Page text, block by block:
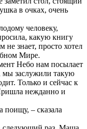
в очках, очень
человеку,
какую книгу
не знает, просто хотел
Мире.
Небо нам посылает
мы заслужили такую
Только и сейчас к
нежданно и
поищу, – сказала